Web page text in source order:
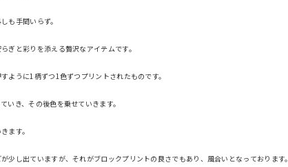
も手間いらず。
ぎと彩りを添える贅沢なアイテムです。
ように1柄ずつ1色ずつプリントされたものです。
いき、その後色を乗せていきます。
ます。
少し出ていますが、それがブロックプリントの良さでもあり、風合いとなっております。